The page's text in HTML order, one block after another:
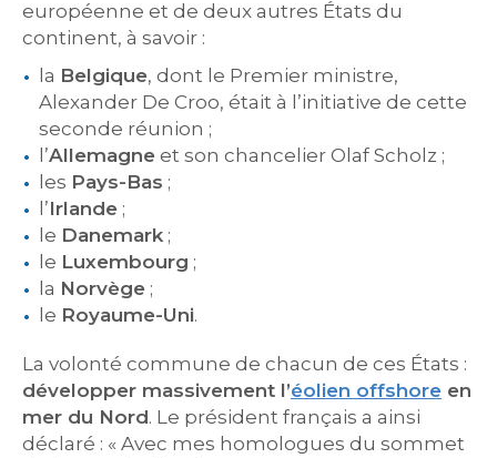
européenne et de deux autres États du
continent, à savoir :
la Belgique, dont le Premier ministre,
Alexander De Croo, était à l’initiative de cette
seconde réunion ;
l’Allemagne et son chancelier Olaf Scholz ;
les Pays-Bas ;
l’Irlande ;
le Danemark ;
le Luxembourg ;
la Norvège ;
le Royaume-Uni.
La volonté commune de chacun de ces États :
développer massivement l’éolien offshore en
mer du Nord. Le président français a ainsi
déclaré : « Avec mes homologues du sommet